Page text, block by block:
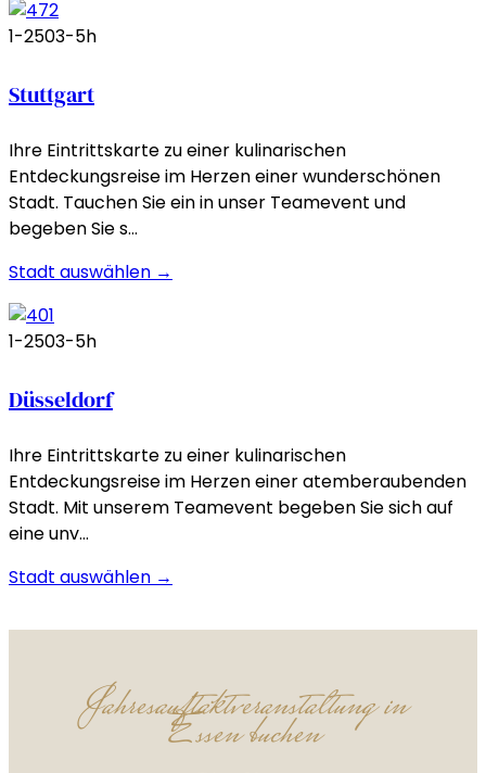
1-2503-5h
Stuttgart
Ihre Eintrittskarte zu einer kulinarischen
Entdeckungsreise im Herzen einer wunderschönen
Stadt. Tauchen Sie ein in unser Teamevent und
begeben Sie s…
Stadt auswählen →
1-2503-5h
Düsseldorf
Ihre Eintrittskarte zu einer kulinarischen
Entdeckungsreise im Herzen einer atemberaubenden
Stadt. Mit unserem Teamevent begeben Sie sich auf
eine unv…
Stadt auswählen →
Jahresauftaktveranstaltung in
Essen buchen